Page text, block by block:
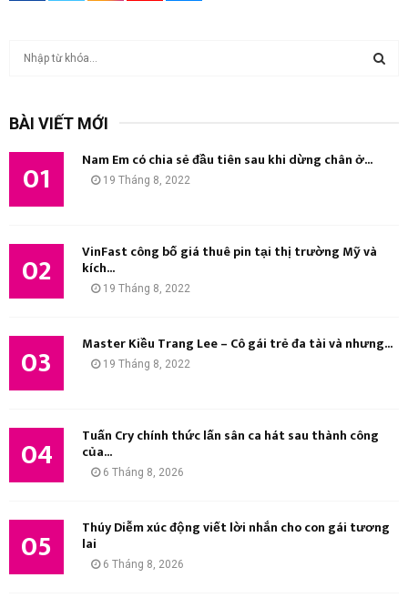
BÀI VIẾT MỚI
01 Nam Em có chia sẻ đầu tiên sau khi dừng chân ở...
19 Tháng 8, 2022
02 VinFast công bố giá thuê pin tại thị trường Mỹ và
kích...
19 Tháng 8, 2022
03 Master Kiều Trang Lee – Cô gái trẻ đa tài và nhưng...
19 Tháng 8, 2022
04 Tuấn Cry chính thức lấn sân ca hát sau thành công
của...
6 Tháng 8, 2026
05 Thúy Diễm xúc động viết lời nhắn cho con gái tương
lai
6 Tháng 8, 2026